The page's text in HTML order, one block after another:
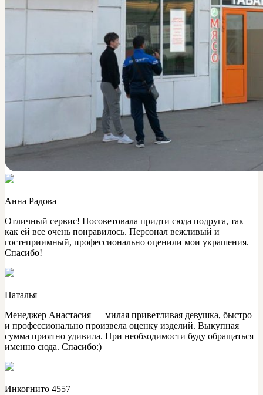
Анна Радова
Отличный сервис! Посоветовала придти сюда подруга, так
как ей все очень понравилось. Персонал вежливый и
гостеприимный, профессионально оценили мои украшения.
Спасибо!
Наталья
Менеджер Анастасия — милая приветливая девушка, быстро
и профессионально произвела оценку изделий. Выкупная
сумма приятно удивила. При необходимости буду обращаться
именно сюда. Спасибо:)
Инкогнито 4557